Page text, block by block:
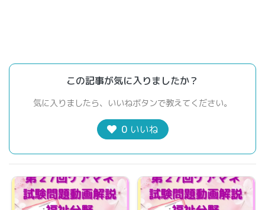
この記事が気に入りましたか？
気に入りましたら、いいねボタンで教えてください。
0 いいね